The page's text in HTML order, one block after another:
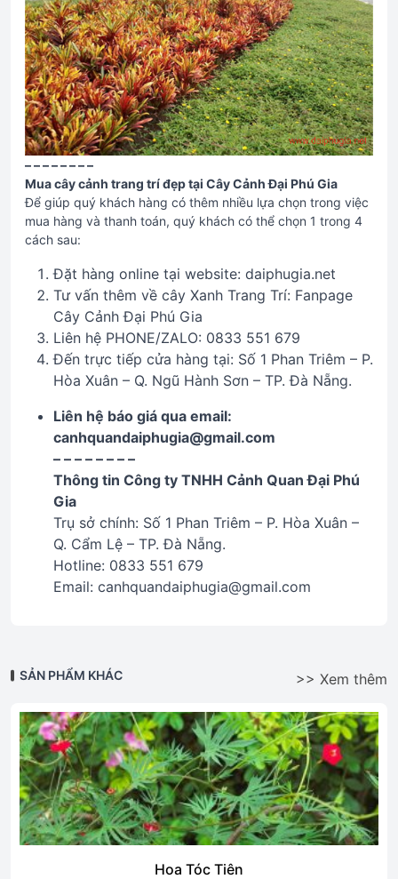
– – – – – – – –
Mua cây cảnh trang trí đẹp tại Cây Cảnh Đại Phú Gia
Để giúp quý khách hàng có thêm nhiều lựa chọn trong việc
mua hàng và thanh toán, quý khách có thể chọn 1 trong 4
cách sau:
Đặt hàng online tại website: daiphugia.net
Tư vấn thêm về cây Xanh Trang Trí: Fanpage
Cây Cảnh Đại Phú Gia
Liên hệ PHONE/ZALO: 0833 551 679
Đến trực tiếp cửa hàng tại: Số 1 Phan Triêm – P.
Hòa Xuân – Q. Ngũ Hành Sơn – TP. Đà Nẵng.
Liên hệ báo giá qua email:
canhquandaiphugia@gmail.com
– – – – – – – –
Thông tin Công ty TNHH Cảnh Quan Đại Phú
Gia
Trụ sở chính: Số 1 Phan Triêm – P. Hòa Xuân –
Q. Cẩm Lệ – TP. Đà Nẵng.
Hotline: 0833 551 679
Email: canhquandaiphugia@gmail.com
SẢN PHẨM KHÁC >> Xem thêm
Hoa Tóc Tiên